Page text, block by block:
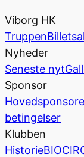
Viborg HK
Truppen
Nyheder
Seneste nyt
Sponsor
betingelser
Klubben
Historie